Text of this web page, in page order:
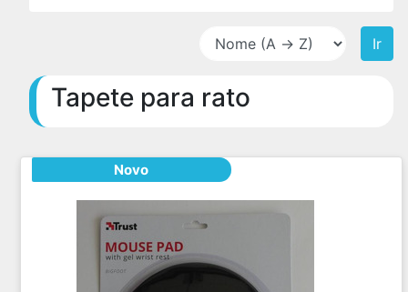
Ir
Tapete para rato
Novo